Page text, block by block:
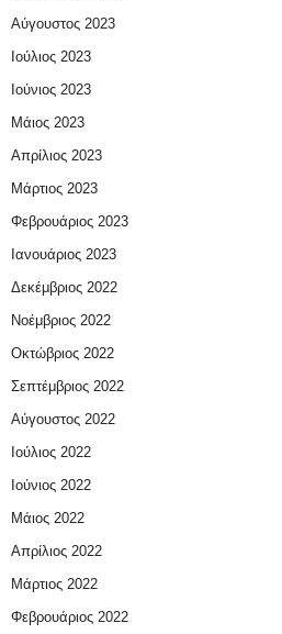
Αύγουστος 2023
Ιούλιος 2023
Ιούνιος 2023
Μάιος 2023
Απρίλιος 2023
Μάρτιος 2023
Φεβρουάριος 2023
Ιανουάριος 2023
Δεκέμβριος 2022
Νοέμβριος 2022
Οκτώβριος 2022
Σεπτέμβριος 2022
Αύγουστος 2022
Ιούλιος 2022
Ιούνιος 2022
Μάιος 2022
Απρίλιος 2022
Μάρτιος 2022
Φεβρουάριος 2022